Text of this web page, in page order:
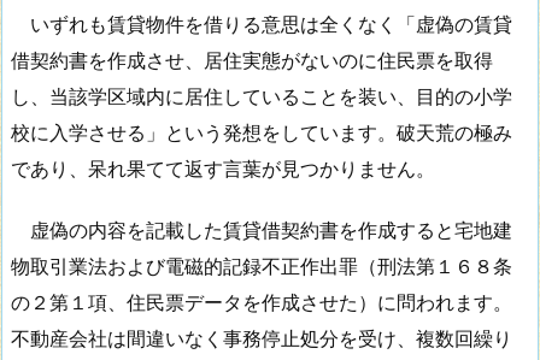
いずれも賃貸物件を借りる意思は全くなく「虚偽の賃貸
借契約書を作成させ、居住実態がないのに住民票を取得
し、当該学区域内に居住していることを装い、目的の小学
校に入学させる」という発想をしています。破天荒の極み
であり、呆れ果てて返す言葉が見つかりません。
虚偽の内容を記載した賃貸借契約書を作成すると宅地建
物取引業法および電磁的記録不正作出罪（刑法第１６８条
の２第１項、住民票データを作成させた）に問われます。
不動産会社は間違いなく事務停止処分を受け、複数回繰り